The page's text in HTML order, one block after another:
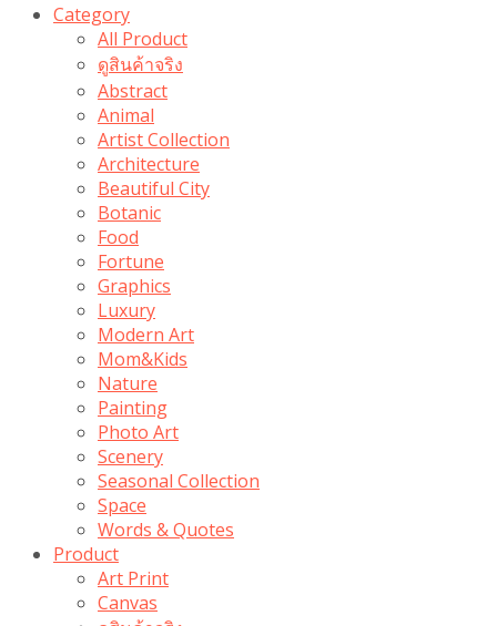
Category
All Product
ดูสินค้าจริง
Abstract
Animal
Artist Collection
Architecture
Beautiful City
Botanic
Food
Fortune
Graphics
Luxury
Modern Art
Mom&Kids
Nature
Painting
Photo Art
Scenery
Seasonal Collection
Space
Words & Quotes
Product
Art Print
Canvas